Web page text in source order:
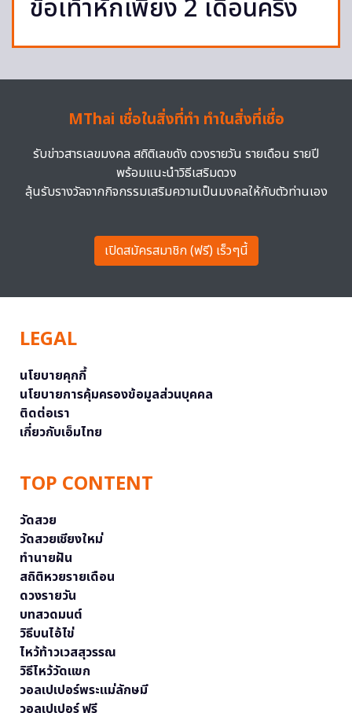
ข้อเท้าหักเพียง 2 เดือนครึ่ง
MThai เชื่อในสิ่งที่ทำ ทำในสิ่งที่เชื่อ
รับข่าวสารเลขมงคล สถิติเลขดัง ดวงรายวัน รายเดือน รายปี
พร้อมแนะนำวิธีเสริมดวง
ลุ้นรับรางวัลจากกิจกรรมเสริมความเป็นมงคลให้กับตัวท่านเอง
เปิดสมัครสมาชิก (ฟรี) เร็วๆนี้
LEGAL
นโยบายคุกกี้
นโยบายการคุ้มครองข้อมูลส่วนบุคคล
ติดต่อเรา
เกี่ยวกับเอ็มไทย
TOP CONTENT
วัดสวย
วัดสวยเชียงใหม่
ทำนายฝัน
สถิติหวยรายเดือน
ดวงรายวัน
บทสวดมนต์
วิธีบนไอ้ไข่
ไหว้ท้าวเวสสุวรรณ
วิธีไหว้วัดแขก
วอลเปเปอร์พระแม่ลักษมี
วอลเปเปอร์ ฟรี